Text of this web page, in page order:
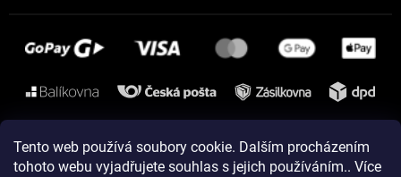
Tento web používá soubory cookie. Dalším procházením
tohoto webu vyjadřujete souhlas s jejich používáním.. Více
Instagram